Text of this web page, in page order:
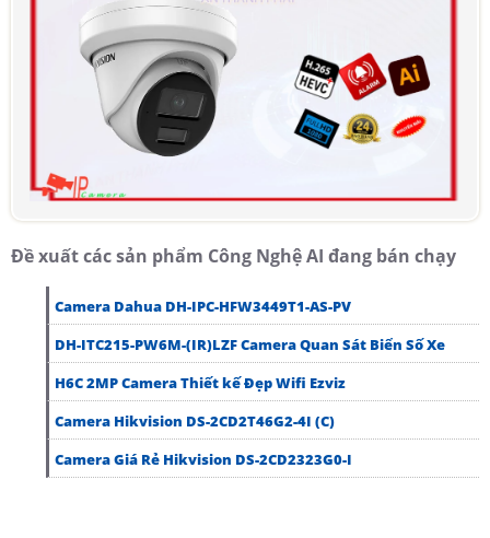
Đề xuất các sản phẩm Công Nghệ AI đang bán chạy
Camera Dahua DH-IPC-HFW3449T1-AS-PV
DH-ITC215-PW6M-(IR)LZF Camera Quan Sát Biển Số Xe
H6C 2MP Camera Thiết kế Đẹp Wifi Ezviz
Camera Hikvision DS-2CD2T46G2-4I (C)
Camera Giá Rẻ Hikvision DS-2CD2323G0-I